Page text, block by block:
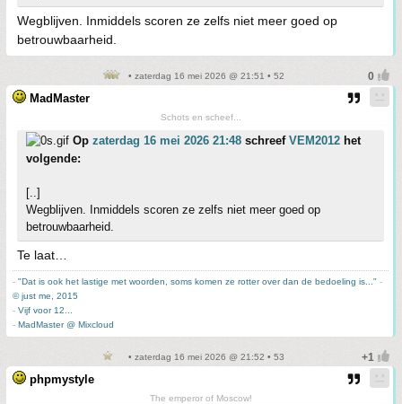
Wegblijven. Inmiddels scoren ze zelfs niet meer goed op
betrouwbaarheid.
• zaterdag 16 mei 2026 @ 21:51 • 52
MadMaster
Schots en scheef...
Op zaterdag 16 mei 2026 21:48 schreef VEM2012 het
volgende:
[..]
Wegblijven. Inmiddels scoren ze zelfs niet meer goed op
betrouwbaarheid.
Te laat…
- "Dat is ook het lastige met woorden, soms komen ze rotter over dan de bedoeling is..." -
© just me, 2015
- Vijf voor 12...
- MadMaster @ Mixcloud
• zaterdag 16 mei 2026 @ 21:52 • 53
phpmystyle
The emperor of Moscow!